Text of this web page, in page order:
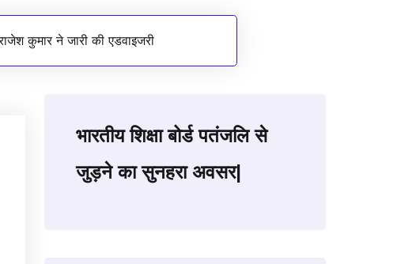
कुमार ने जारी की एडवाइजरी
भारतीय शिक्षा बोर्ड पतंजलि से
जुड़ने का सुनहरा अवसर|